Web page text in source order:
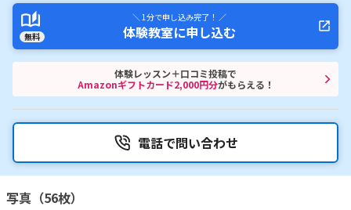
無料
＼ 1分で申し込み完了！ ／
体験教室に申し込む
体験レッスン＋口コミ投稿で
Amazonギフトカード2,000円分がもらえる！
電話で問い合わせ
写真（56枚）